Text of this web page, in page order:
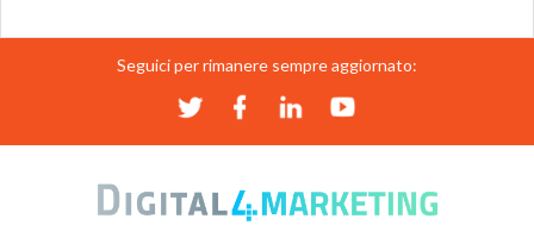
Seguici per rimanere sempre aggiornato: